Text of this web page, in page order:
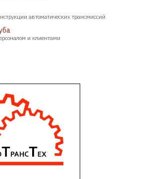
автоматических трансмиссий
и клиентами